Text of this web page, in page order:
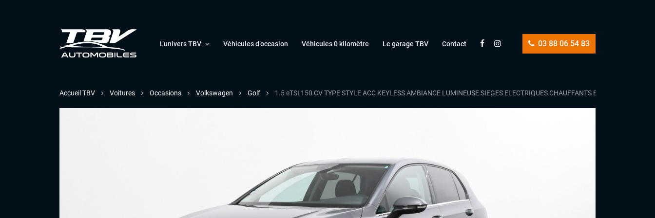
03 88 06 54 83
L’univers TBV Véhicules d’occasion Véhicules 0 kilomètre Le garage TBV Contact
Accueil TBV Voitures Occasions Volkswagen Golf 1.5 eTSI 150 CV TYPE STYLE ACC KEYLESS AMBIANCE LUMINEUSE SIEGES ELECTRIQUES CHAUFFANTS ET MASSANTS